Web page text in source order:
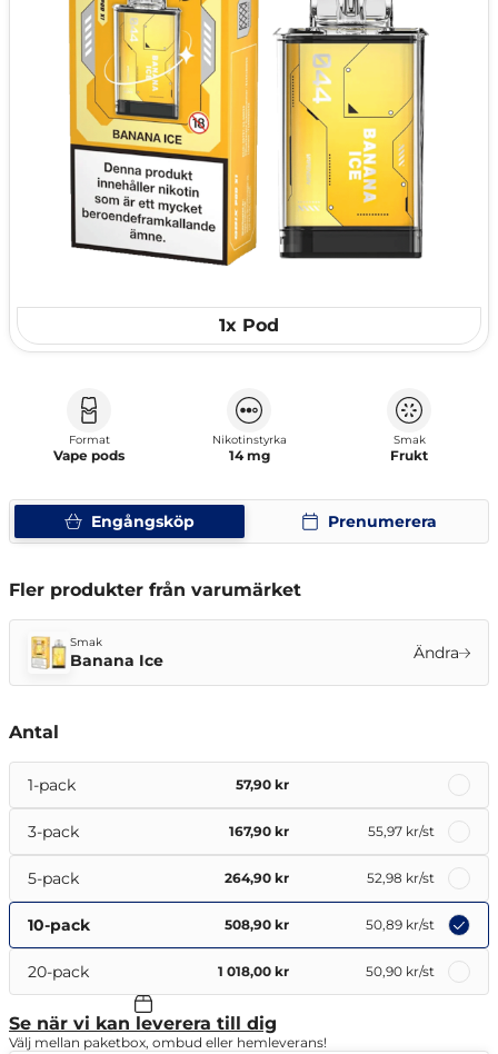
1x Pod
Engångsköp Prenumerera
Format
Vape pods
Nikotinstyrka
14 mg
Smak
Frukt
Fler produkter från varumärket
Smak
Banana Ice Ändra
Antal
1-pack 57,90 kr
3-pack 167,90 kr 55,97 kr/st
5-pack 264,90 kr 52,98 kr/st
10-pack 508,90 kr 50,89 kr/st
20-pack 1 018,00 kr 50,90 kr/st
Se när vi kan leverera till dig
Välj mellan paketbox, ombud eller hemleverans!